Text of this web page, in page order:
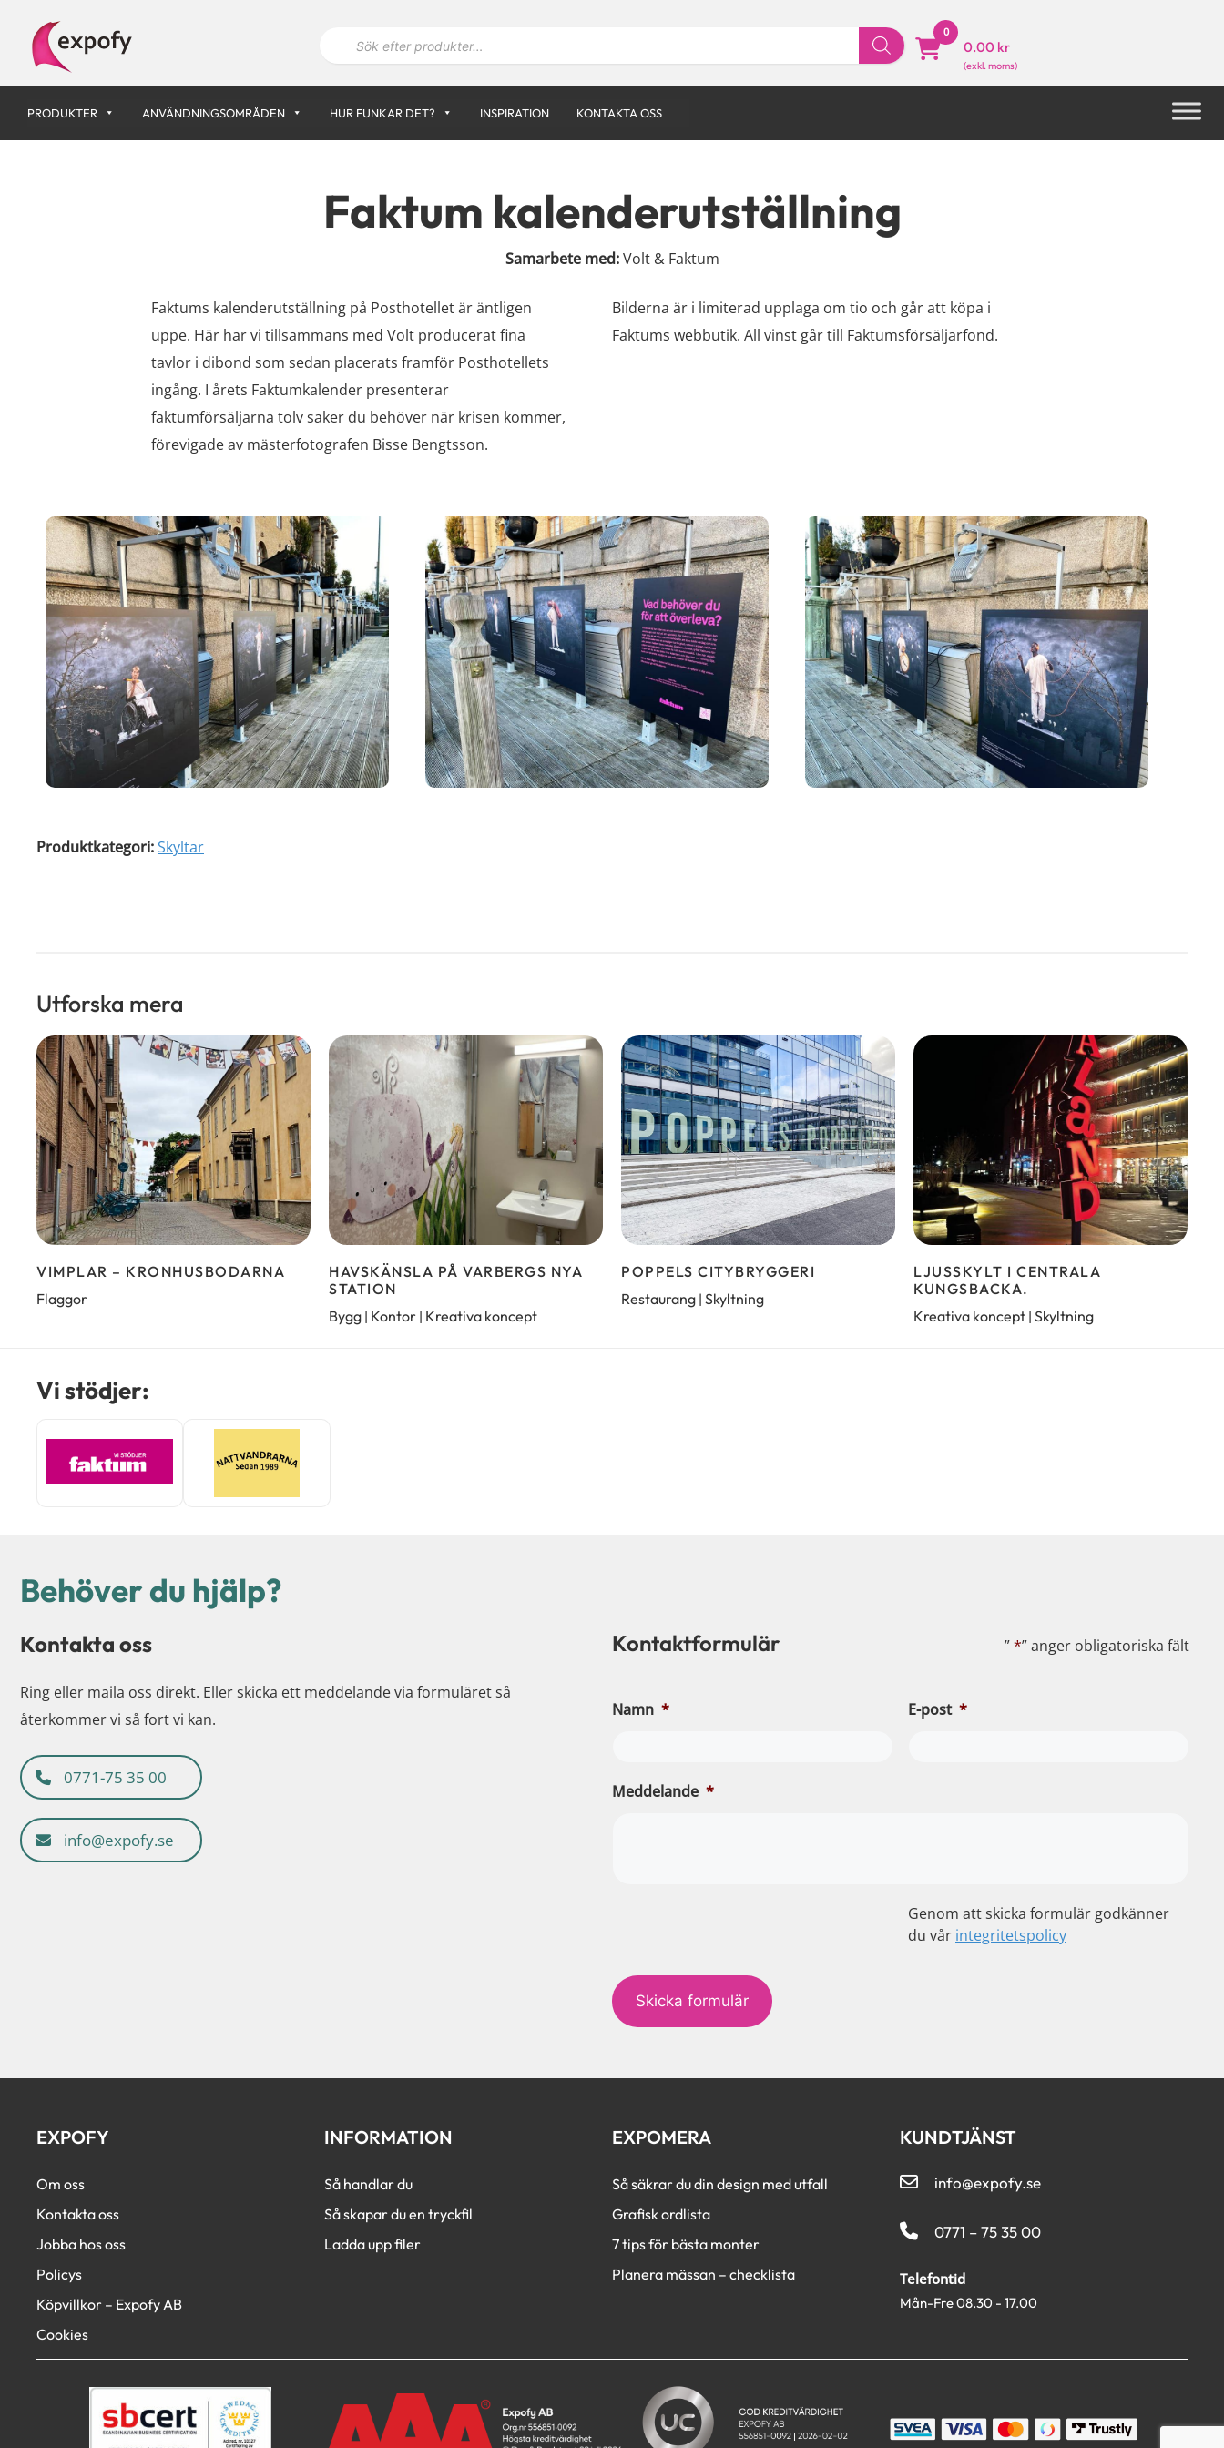
innehåll
u
g
0
0.00 kr
PRODUKTER ANVÄNDNINGSOMRÅDEN HUR FUNKAR DET? INSPIRATION KONTAKTA OSS
Faktum kalenderutställning
Samarbete med:Volt & Faktum
Faktums kalenderutställning på Posthotellet är äntligen
uppe. Här har vi tillsammans med Volt producerat fina
tavlor i dibond som sedan placerats framför Posthotellets
ingång. I årets Faktumkalender presenterar
faktumförsäljarna tolv saker du behöver när krisen kommer,
förevigade av mästerfotografen Bisse Bengtsson.
Bilderna är i limiterad upplaga om tio och går att köpa i
Faktums webbutik. All vinst går till Faktumsförsäljarfond.
Produktkategori:Skyltar
Utforska mera
VIMPLAR – KRONHUSBODARNA
Flaggor
HAVSKÄNSLA PÅ VARBERGS NYA
STATION
Bygg | Kontor | Kreativa koncept
POPPELS CITYBRYGGERI
Restaurang | Skyltning
LJUSSKYLT I CENTRALA
KUNGSBACKA.
Kreativa koncept | Skyltning
Vi stödjer:
Behöver du hjälp?
Kontakta oss
Ring eller maila oss direkt. Eller skicka ett meddelande via formuläret så
återkommer vi så fort vi kan.
0771-75 35 00
info@expofy.se
Kontaktformulär ”*” anger obligatoriska fält
Namn * E-post *
Meddelande *
Genom att skicka formulär godkänner
du vår integritetspolicy
a
p
a
EXPOFY
Om oss
Kontakta oss
Jobba hos oss
Policys
Köpvillkor – Expofy AB
Cookies
INFORMATION
Så handlar du
Så skapar du en tryckfil
Ladda upp filer
EXPOMERA
Så säkrar du din design med utfall
Grafisk ordlista
7 tips för bästa monter
Planera mässan – checklista
KUNDTJÄNST
info@expofy.se
0771 – 75 35 00
Telefontid
Mån-Fre 08.30 - 17.00